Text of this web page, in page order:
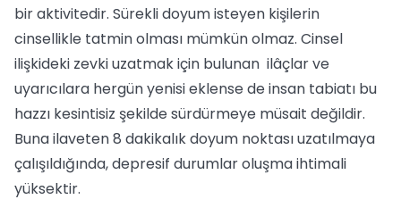
bir aktivitedir. Sürekli doyum isteyen kişilerin
cinsellikle tatmin olması mümkün olmaz. Cinsel
ilişkideki zevki uzatmak için bulunan ilâçlar ve
uyarıcılara hergün yenisi eklense de insan tabiatı bu
hazzı kesintisiz şekilde sürdürmeye müsait değildir.
Buna ilaveten 8 dakikalık doyum noktası uzatılmaya
çalışıldığında, depresif durumlar oluşma ihtimali
yüksektir.